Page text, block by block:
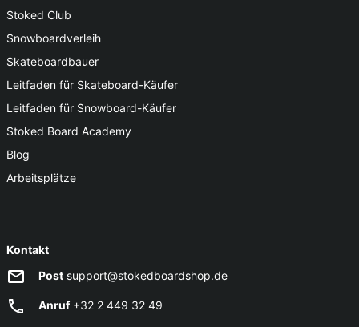
Stoked Club
Snowboardverleih
Skateboardbauer
Leitfaden für Skateboard-Käufer
Leitfaden für Snowboard-Käufer
Stoked Board Academy
Blog
Arbeitsplätze
Kontakt
Post support@stokedboardshop.de
Anruf+32 2 449 32 49